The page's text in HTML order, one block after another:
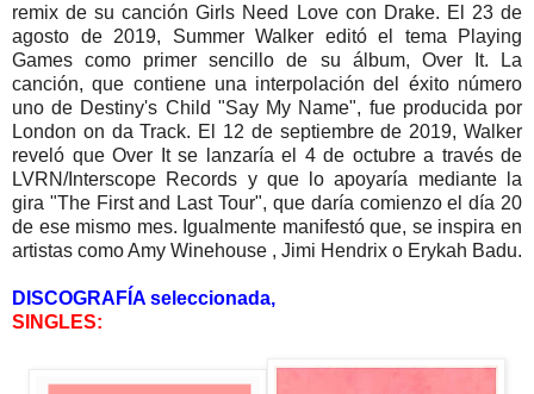
remix de su canción Girls Need Love con Drake. El 23 de
agosto de 2019, Summer Walker editó el tema Playing
Games como primer sencillo de su álbum, Over It. La
canción, que contiene una interpolación del éxito número
uno de Destiny's Child "Say My Name", fue producida por
London on da Track. El 12 de septiembre de 2019, Walker
reveló que Over It se lanzaría el 4 de octubre a través de
LVRN/Interscope Records y que lo apoyaría mediante la
gira "The First and Last Tour", que daría comienzo el día 20
de ese mismo mes. Igualmente manifestó que, se inspira en
artistas como Amy Winehouse , Jimi Hendrix o Erykah Badu.
DISCOGRAFÍA seleccionada,
SINGLES: